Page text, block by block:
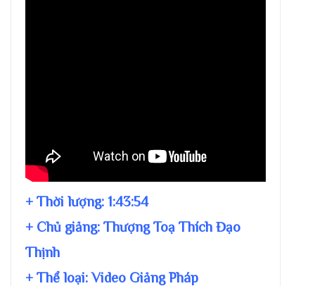
+ Thời lượng: 1:43:54
+ Chủ giảng: Thượng Toạ Thích Đạo
Thịnh
+ Thể loại: Video Giảng Pháp